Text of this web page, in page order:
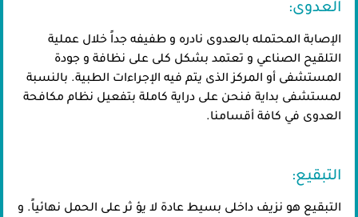
العدوى:
الإصابة المحتمله بالعدوى نادره و طفيفه جداً خلال عملية
التلقيح الصناعي و تعتمد بشكل كلى على نظافة و جودة
المستشفى أو المركز الذى يتم فيه الإجراءات الطبية. بالنسبة
لمستشفى بداية فنحن على دراية كاملة بتفعيل نظام مكافحة
العدوى في كافة أقسامنا.
التبقيع:
التبقيع هو نزيف داخلى بسيط عادة لا يؤ ثر على الحمل نهائياً. و